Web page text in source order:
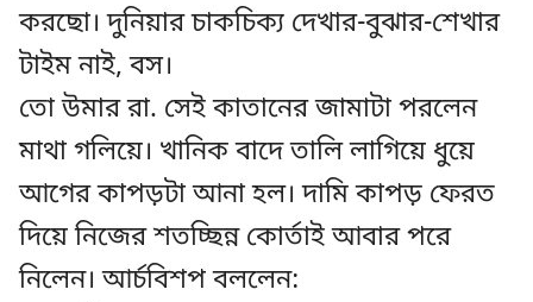
করছো। দুনিয়ার চাকচিক্য দেখার-বুঝার-শেখার
টাইম নাই, বস।
তো উমার রা. সেই কাতানের জামাটা পরলেন
মাথা গলিয়ে। খানিক বাদে তালি লাগিয়ে ধুয়ে
আগের কাপড়টা আনা হল। দামি কাপড় ফেরত
দিয়ে নিজের শতচ্ছিন্ন কোর্তাই আবার পরে
নিলেন। আর্চবিশপ বললেন: